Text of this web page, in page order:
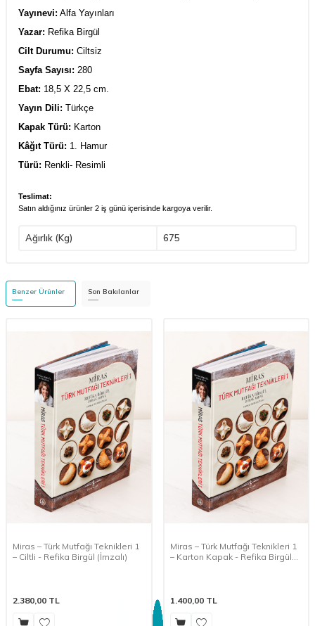
Yayınevi: Alfa Yayınları
Yazar: Refika Birgül
Cilt Durumu: Ciltsiz
Sayfa Sayısı: 280
Ebat: 18,5 X 22,5 cm.
Yayın Dili: Türkçe
Kapak Türü: Karton
Kâğıt Türü: 1. Hamur
Türü: Renkli- Resimli
Teslimat:
Satın aldığınız ürünler 2 iş günü içerisinde kargoya verilir.
Ağırlık (Kg) 675
Benzer Ürünler Son Bakılanlar
Miras – Türk Mutfağı Teknikleri 1
– Ciltli - Refika Birgül (İmzalı)
2.380,00 TL
Miras – Türk Mutfağı Teknikleri 1
– Karton Kapak - Refika Birgül
1.400,00TL